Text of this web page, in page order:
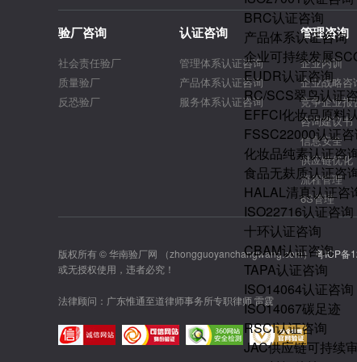
BRC认证咨询
产品体系认证咨询
企业可持续发展
EUDR认证咨询
RC/SCS翠鸟认证
EFFCI化妆品原料
FSSC22000认证
化妆品纯素认证咨
食品无麸质认证咨
HALAL清真认证咨
ISO22716认证咨询
十环认证咨询
CBAM认证咨询
TAPA认证咨询
ISO14064认证咨询
ISO14067碳足迹
RSCI认证咨询
JAC供应链可持续
验厂咨询
社会责任验厂
质量验厂
反恐验厂
认证咨询
管理体系认证咨询
产品体系认证咨询
服务体系认证咨询
管理咨询
企业内训
企业战略咨
竞争企业报
咨询建议书
信息安全
供应链优化
流程管理
6S管理
版权所有 © 华南验厂网 （zhongguoyanchangwang.com）粤ICP备
或无授权使用，违者必究！
法律顾问：广东惟通至道律师事务所专职律师 雷霆